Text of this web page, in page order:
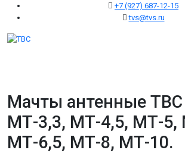
+7 (927) 687-12-15
tvs@tvs.ru
Мачты антенные
МТ-3,3, МТ-4,5, МТ-5,
МТ-6,5, МТ-8, МТ-10.